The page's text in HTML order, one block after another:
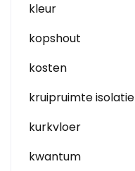
kleur
kopshout
kosten
kruipruimte isolatie
kurkvloer
kwantum